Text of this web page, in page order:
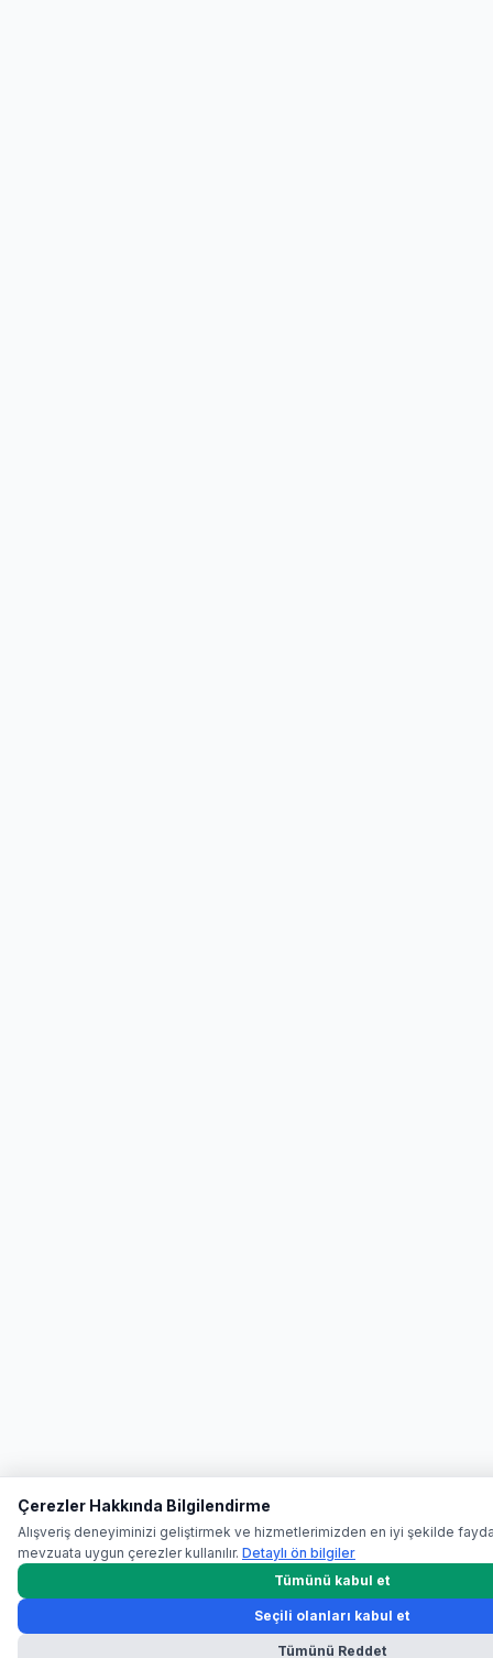
Çerezler Hakkında Bilgilendirme
Alışveriş deneyiminizi geliştirmek ve hizmetlerimizden en iyi şekilde
mevzuata uygun çerezler kullanılır. Detaylı ön bilgiler
Tümünü kabul et
Seçili olanları kabul et
Tümünü Reddet